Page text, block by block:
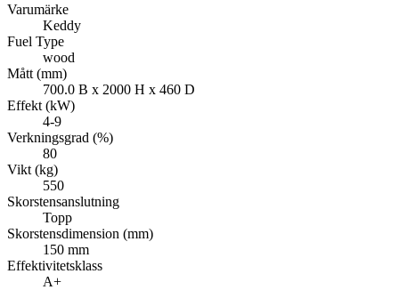
Varumärke
Keddy
Fuel Type
wood
Mått (mm)
700.0 B x 2000 H x 460 D
Effekt (kW)
4-9
Verkningsgrad (%)
80
Vikt (kg)
550
Skorstensanslutning
Topp
Skorstensdimension (mm)
150 mm
Effektivitetsklass
A+